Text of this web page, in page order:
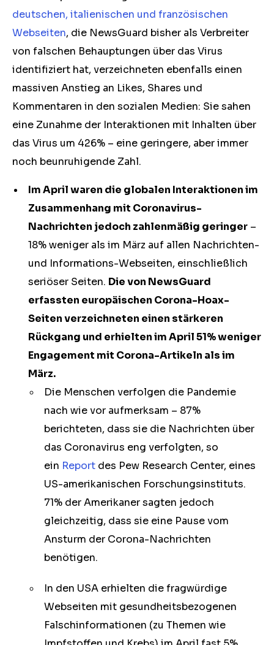
deutschen, italienischen und französischen
Webseiten, die NewsGuard bisher als Verbreiter
von falschen Behauptungen über das Virus
identifiziert hat, verzeichneten ebenfalls einen
massiven Anstieg an Likes, Shares und
Kommentaren in den sozialen Medien: Sie sahen
eine Zunahme der Interaktionen mit Inhalten über
das Virus um 426% – eine geringere, aber immer
noch beunruhigende Zahl.
Im April waren die globalen Interaktionen im
Zusammenhang mit Coronavirus-
Nachrichten jedoch zahlenmäßig geringer –
18% weniger als im März auf allen Nachrichten-
und Informations-Webseiten, einschließlich
seriöser Seiten. Die von NewsGuard
erfassten europäischen Corona-Hoax-
Seiten verzeichneten einen stärkeren
Rückgang und erhielten im April 51% weniger
Engagement mit Corona-Artikeln als im
März.
Die Menschen verfolgen die Pandemie
nach wie vor aufmerksam – 87%
berichteten, dass sie die Nachrichten über
das Coronavirus eng verfolgten, so
ein Report des Pew Research Center, eines
US-amerikanischen Forschungsinstituts.
71% der Amerikaner sagten jedoch
gleichzeitig, dass sie eine Pause vom
Ansturm der Corona-Nachrichten
benötigen.
In den USA erhielten die fragwürdige
Webseiten mit gesundheitsbezogenen
Falschinformationen (zu Themen wie